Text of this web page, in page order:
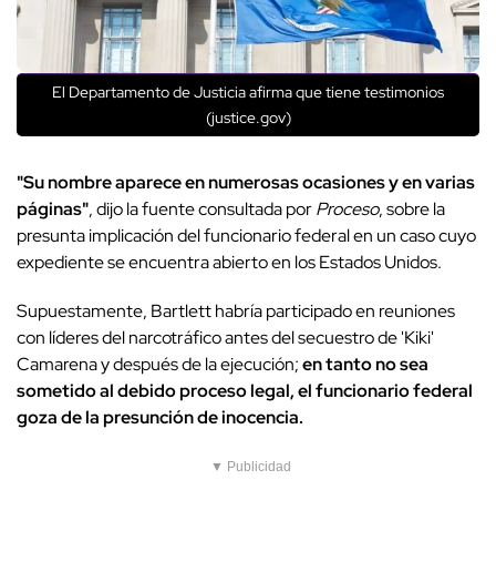
El Departamento de Justicia afirma que tiene testimonios
(justice.gov)
"Su nombre aparece en numerosas ocasiones y en varias
páginas", dijo la fuente consultada porProceso, sobre la
presunta implicación del funcionario federal en un caso cuyo
expediente se encuentra abierto en los Estados Unidos.
Supuestamente, Bartlett habría participado en reuniones
con líderes del narcotráfico antes del secuestro de 'Kiki'
Camarena y después de la ejecución;en tanto no sea
sometido al debido proceso legal, el funcionario federal
goza de la presunción de inocencia.
▼ Publicidad